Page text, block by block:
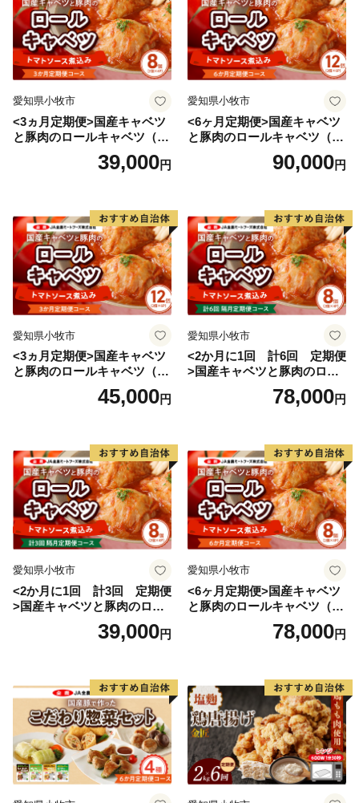
愛知県小牧市
<3ヵ月定期便>国産キャベツ
と豚肉のロールキャベツ（4P
39,000円
愛知県小牧市
<6ヶ月定期便>国産キャベツ
と豚肉のロールキャベツ（6P
90,000円
愛知県小牧市
<3ヵ月定期便>国産キャベツ
と豚肉のロールキャベツ（6P
45,000円
愛知県小牧市
<2か月に1回 計6回 定期便
>国産キャベツと豚肉のロー
ルキャベツ（4P入り）
78,000円
愛知県小牧市
<2か月に1回 計3回 定期便
>国産キャベツと豚肉のロー
ルキャベツ（4P入り）
39,000円
愛知県小牧市
<6ヶ月定期便>国産キャベツ
と豚肉のロールキャベツ（4P
78,000円